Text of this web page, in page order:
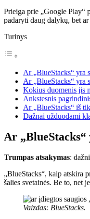
Prieiga prie „Google Play“
padaryti daug dalykų, bet
Turinys
Ar „BlueStacks“ yra
Ar „BlueStacks“ yra
Kokius duomenis jis
Ankstesnis
Ar „BlueStacks“ iš
Dažnai užduodami
Ar „BlueStacks“
Trumpas atsakymas:
„BlueStacks“, kaip atskira
šalies svetainės. Be to, net
Vaizdas: BlueStacks.